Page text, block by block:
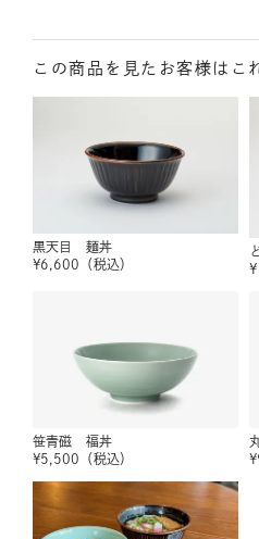
この商品を見たお客様はこ
黒天目 麺丼
¥6,600 （税込）
¥
笹青磁 福丼
¥5,500 （税込）
¥